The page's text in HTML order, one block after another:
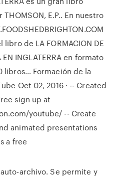
E.P.. En nuestro
de LA FORMACION DE
EN INGLATERRA en formato
libros… Formación de la
Oct 02, 2016 · -- Created
sign up at
youtube/ -- Create
animated presentations
a free
archivo. Se permite y